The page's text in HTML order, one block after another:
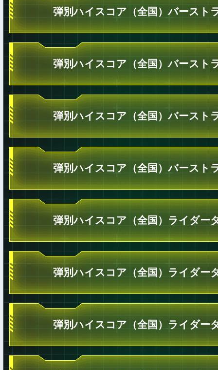
弾別ハイスコア（全国）バースト
弾別ハイスコア（全国）バースト
弾別ハイスコア（全国）バースト
弾別ハイスコア（全国）バースト
弾別ハイスコア（全国）ライダー
弾別ハイスコア（全国）ライダー
弾別ハイスコア（全国）ライダー